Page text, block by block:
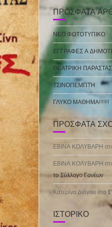
ΠΡΌΣΦΑΤΑ
ΝΕΟ ΦΩΤΟΤΥΠΙΚΟ
ΕΓΓΡΑΦΕΣ Α
ΘΕΑΤΡΙΚΗ
ΤΣΙΝΟΠΕΜΠΤΗ
ΓΛΥΚΟ ΜΑΘΗΜΑ!!!!!!!
ΠΡΌΣΦΑΤΑ
ΕΒΙΝΑ ΚΟΛΥΒΑΡΗ
ΕΒΙΝΑ ΚΟΛΥΒΑΡΗ
το Σύλλογο Γονέων
Κατερίνα Διόγου στο
ΙΣΤΟΡΙΚΌ